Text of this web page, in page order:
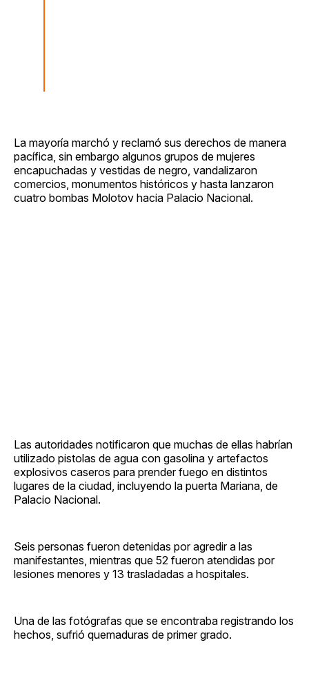
La mayoría marchó y reclamó sus derechos de manera
pacífica, sin embargo algunos grupos de mujeres
encapuchadas y vestidas de negro, vandalizaron
comercios, monumentos históricos y hasta lanzaron
cuatro bombas Molotov hacia Palacio Nacional.
Las autoridades notificaron que muchas de ellas habrían
utilizado pistolas de agua con gasolina y artefactos
explosivos caseros para prender fuego en distintos
lugares de la ciudad, incluyendo la puerta Mariana, de
Palacio Nacional.
Seis personas fueron detenidas por agredir a las
manifestantes, mientras que 52 fueron atendidas por
lesiones menores y 13 trasladadas a hospitales.
Una de las fotógrafas que se encontraba registrando los
hechos, sufrió quemaduras de primer grado.